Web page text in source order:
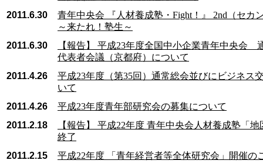
2011.6.30
青年中央会 『人材養成塾・Fight！』 2nd（セカ
～来たれ！塾生～
2011.6.30
【報告】 平成23年度全国中小企業青年中央会
代表者会議（京都府）について
2011.4.26
平成23年度（第35回）通常総会並びにビジネス
いて
2011.4.26
平成23年度青年部研究会の募集について
2011.2.18
【報告】 平成22年度 青年中央会人材養成塾「
終了
2011.2.15
平成22年度 「青年経営者等全体研究会」開催の